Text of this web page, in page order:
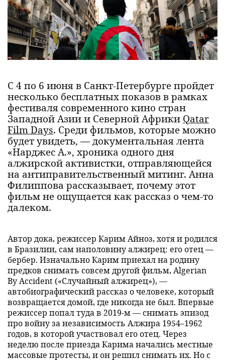
С 4 по 6 июня в Санкт-Петербурге пройдет
несколько бесплатных показов в рамках
фестиваля современного кино стран
Западной Азии и Северной Африки Qatar
Film Days. Среди фильмов, которые можно
будет увидеть, — документальная лента
«Нарджес А.», хроника одного дня
алжирской активистки, отправляющейся
на антиправительственный митинг. Анна
Филиппова рассказывает, почему этот
фильм не ощущается как рассказ о чем-то
далеком.
Автор дока, режиссер Карим Айноз, хотя и родился
в Бразилии, сам наполовину алжирец: его отец —
бербер. Изначально Карим приехал на родину
предков снимать совсем другой фильм, Algerian
By Accident («Случайный алжирец»), —
автобиографический рассказ о человеке, который
возвращается домой, где никогда не был. Впервые
режиссер попал туда в 2019-м — снимать эпизод
про войну за независимость Алжира 1954–1962
годов, в которой участвовал его отец. Через
неделю после приезда Карима начались местные
массовые протесты, и он решил снимать их. Но с